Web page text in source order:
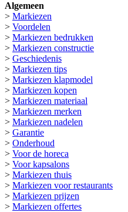
Algemeen
> Markiezen
> Voordelen
> Markiezen bedrukken
> Markiezen constructie
> Geschiedenis
> Markiezen tips
> Markiezen klapmodel
> Markiezen kopen
> Markiezen materiaal
> Markiezen merken
> Markiezen nadelen
> Garantie
> Onderhoud
> Voor de horeca
> Voor kapsalons
> Markiezen thuis
> Markiezen voor restaurants
> Markiezen prijzen
> Markiezen offertes